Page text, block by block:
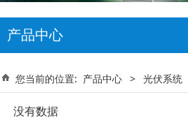
产品中心
您当前的位置: 产品中心 > 光伏系统
没有数据